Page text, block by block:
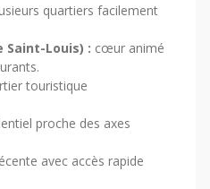
quartiers facilement
Saint-Louis) : cœur animé
touristique
proche des axes
avec accès rapide